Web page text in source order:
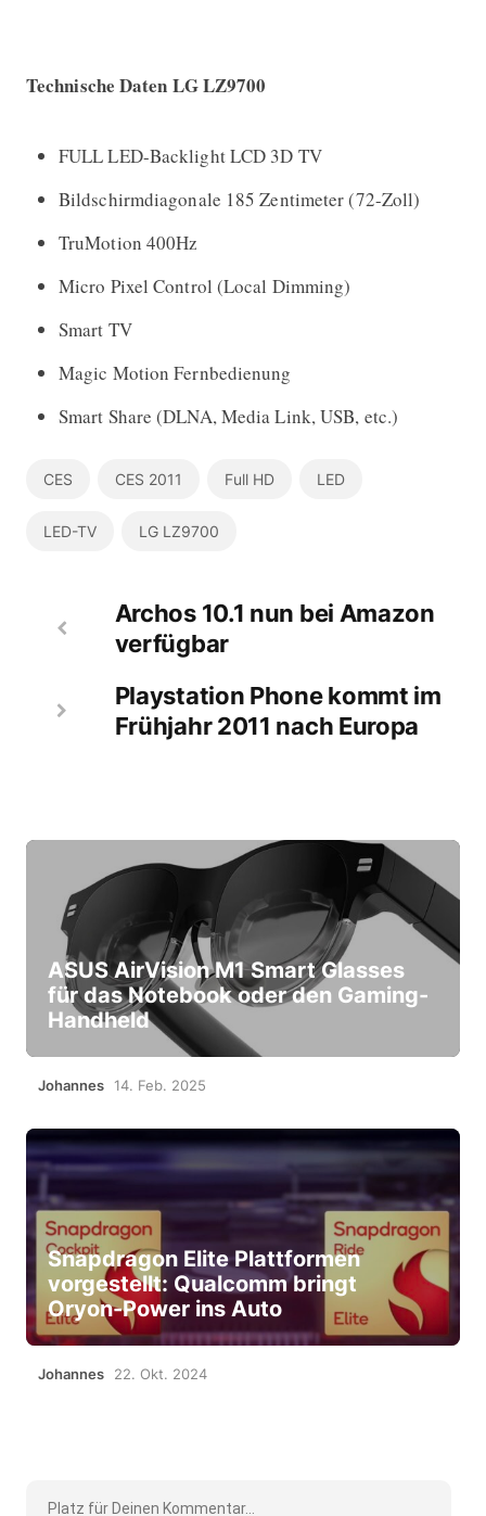
Technische Daten LG LZ9700
FULL LED-Backlight LCD 3D TV
Bildschirmdiagonale 185 Zentimeter (72-Zoll)
TruMotion 400Hz
Micro Pixel Control (Local Dimming)
Smart TV
Magic Motion Fernbedienung
Smart Share (DLNA, Media Link, USB, etc.)
CES CES 2011 Full HD LED
LED-TV LG LZ9700
Archos 10.1 nun bei Amazon
verfügbar
Playstation Phone kommt im
Frühjahr 2011 nach Europa
ASUS AirVision M1 Smart Glasses
für das Notebook oder den Gaming-
Handheld
Johannes 14. Feb. 2025
Snapdragon Elite Plattformen
vorgestellt: Qualcomm bringt
Oryon-Power ins Auto
Johannes 22. Okt. 2024